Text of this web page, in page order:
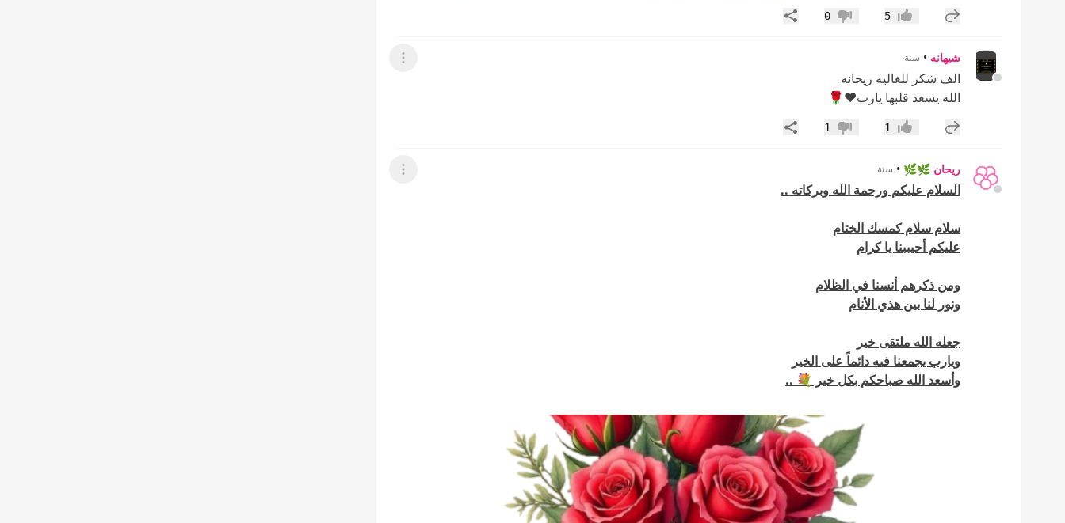
إضافة رد جديد
إعجاب5 عدم إعجاب
0 مشاركة
شيهانه • سنة عرض القائمة
الف شكر للغاليه ريحانه
الله يسعد قلبها يارب♥️🌹
إضافة رد جديد
إعجاب1 عدم إعجاب
1 مشاركة
ريحان 🌿🌿 • سنة عرض القائمة
السلام عليكم ورحمة الله وبركاته ..
سلام سلام كمسك الختام
عليكم أحيببنا يا كرام
ومن ذكرهم أنسنا في الظلام
ونور لنا بين هذي الأنام
جعله الله ملتقى خير
ويارب يجمعنا فيه دائماً على الخير
وأسعد الله صباحكم بكل خير 💐 ..